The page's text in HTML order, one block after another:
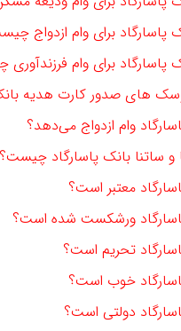
پاسارگاد برای وام ازدواج
پاسارگاد برای وام
هاى صدور کارت هدیه
وام ازدواج می‌دهد؟
و ساتنا بانک پاسارگاد چیست؟
معتبر است؟
ورشکست شده است؟
تحریم است؟
خوب است؟
دولتی است؟